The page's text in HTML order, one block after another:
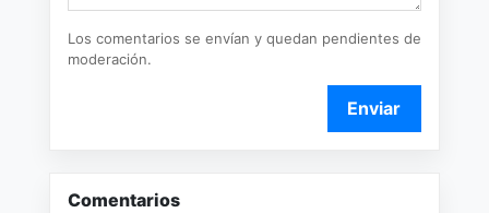
Los comentarios se envían y quedan pendientes de
moderación.
Enviar
Comentarios